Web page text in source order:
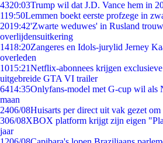
4320:03Trump wil dat J.D. Vance hem in
119:50Lemmen boekt eerste profzege in
2019:42'Zwarte weduwes' in Rusland
overlijdensuitkering
1418:20Zangeres en Idols-jurylid Jerney
overleden
1015:21Netflix-abonnees krijgen
uitgebreide GTA VI trailer
6414:35Onlyfans-model met G-cup wil als
maan
2406/08Huisarts per direct uit vak gezet
306/08XBOX platform krijgt zijn eigen
jaar